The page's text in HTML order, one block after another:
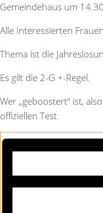
Gemeindehaus um
Alle Interessierten
Thema ist die
Es gilt die 2-G +-Regel.
Wer „geboostert“ ist,
offiziellen Test.